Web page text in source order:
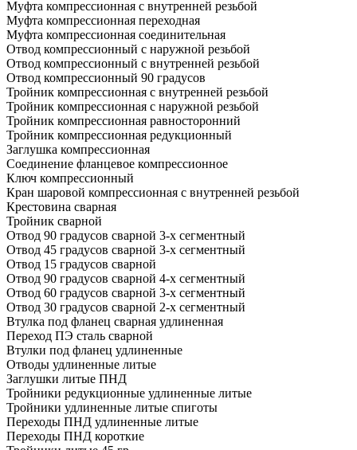
Муфта компрессионная с внутренней резьбой
Муфта компрессионная переходная
Муфта компрессионная соединительная
Отвод компрессионный с наружной резьбой
Отвод компрессионный с внутренней резьбой
Отвод компрессионный 90 градусов
Тройник компрессионная с внутренней резьбой
Тройник компрессионная с наружной резьбой
Тройник компрессионная равносторонний
Тройник компрессионная редукционный
Заглушка компрессионная
Соединение фланцевое компрессионное
Ключ компрессионный
Кран шаровой компрессионная с внутренней резьбой
Крестовина сварная
Тройник сварной
Отвод 90 градусов сварной 3-х сегментный
Отвод 45 градусов сварной 3-х сегментный
Отвод 15 градусов сварной
Отвод 90 градусов сварной 4-х сегментный
Отвод 60 градусов сварной 3-х сегментный
Отвод 30 градусов сварной 2-х сегментный
Втулка под фланец сварная удлиненная
Переход ПЭ сталь сварной
Втулки под фланец удлиненные
Отводы удлиненные литые
Заглушки литые ПНД
Тройники редукционные удлиненные литые
Тройники удлиненные литые спиготы
Переходы ПНД удлиненные литые
Переходы ПНД короткие